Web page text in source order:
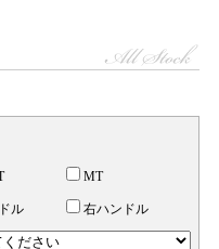
MT
ル 右ハンドル